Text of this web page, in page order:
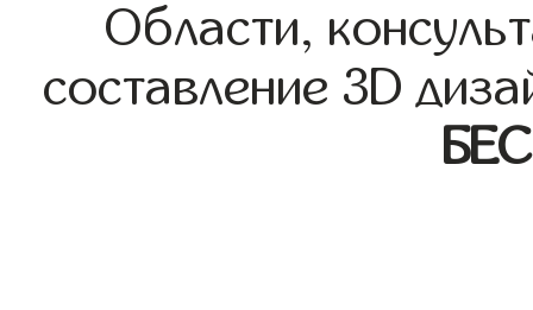
Области,
составление 3D